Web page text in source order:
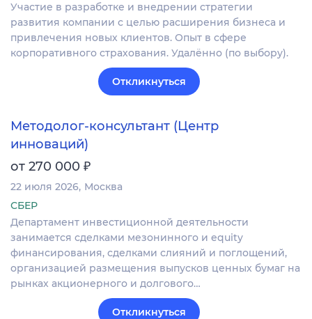
Участие в разработке и внедрении стратегии
развития компании с целью расширения бизнеса и
привлечения новых клиентов. Опыт в сфере
корпоративного страхования. Удалённо (по выбору).
Откликнуться
Методолог-консультант (Центр
инноваций)
от 270 000 ₽
22 июля 2026 Москва
СБЕР
Департамент инвестиционной деятельности
занимается сделками мезонинного и equity
финансирования, сделками слияний и поглощений,
организацией размещения выпусков ценных бумаг на
рынках акционерного и долгового…
Откликнуться